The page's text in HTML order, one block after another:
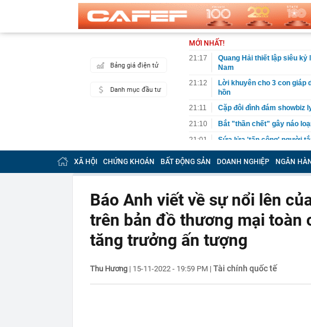
Bảng giá điện tử
Danh mục đầu tư
MỚI NHẤT!
21:17
Quang Hải thiết lập siêu kỷ
Nam
21:12
Lời khuyên cho 3 con giáp
hồn
21:11
Cặp đôi đình đám showbiz
21:10
Bắt "thần chết" gây náo
21:01
Sứa lửa 'tấn công' người
20:59
Công an truy tìm người có
20:59
Nữ diễn viên quê Nam
20:54
Cha của Lionel Messi qua
Lời khuyên cho những
Thị trường ngân hàng bán
và Ai Cập, Standard
Singapore cho Trust Bank
Sao nam bí ẩn nhất
"người vô hình", đạo diễn
Thanh tra Chính phủ
XÃ HỘI CHỨNG KHOÁN BẤT ĐỘNG SẢN DOANH NGHIỆP NGÂN
Báo Anh viết về sự nổi lên
trên bản đồ thương mại toàn
tăng trưởng ấn tượng
Thu Hương | 15-11-2022 - 19:59 PM | Tài chính quốc tế